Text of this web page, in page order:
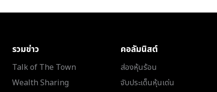
รวมข่าว
Talk of The Town
Wealth Sharing
คอลัมนิสต์
ส่องหุ้นร้อน
จับประเด็นหุ้นเด่น